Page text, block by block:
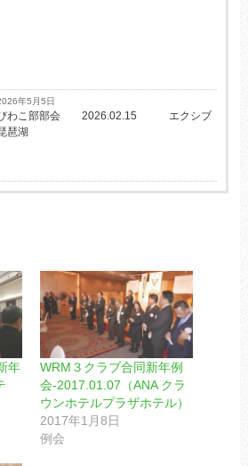
年5月5日
わこ部部会 2026.02.15 エクシブ
琶湖
年
WRM３クラブ合同新年例
会-2017.01.07（ANA クラ
ウンホテルプラザホテル）
2017年1月8日
例会